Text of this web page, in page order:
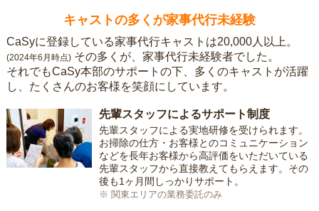
キャストの多くが家事代行未経験
CaSyに登録している家事代行キャストは20,000人以上。
(2024年6月時点) その多くが、家事代行未経験者でした。
それでもCaSy本部のサポートの下、多くのキャストが活躍
し、たくさんのお客様を笑顔にしています。
先輩スタッフによるサポート制度
先輩スタッフによる実地研修を受けられます。
お掃除の仕方・お客様とのコミュニケーション
などを長年お客様から高評価をいただいている
先輩スタッフから直接教えてもらえます。その
後も1ヶ月間しっかりサポート。
※ 関東エリアの業務委託のみ